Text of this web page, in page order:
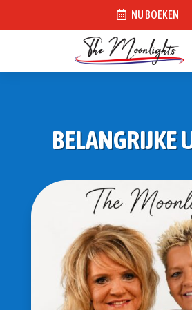
NU BOEKEN
BELANGRIJKE